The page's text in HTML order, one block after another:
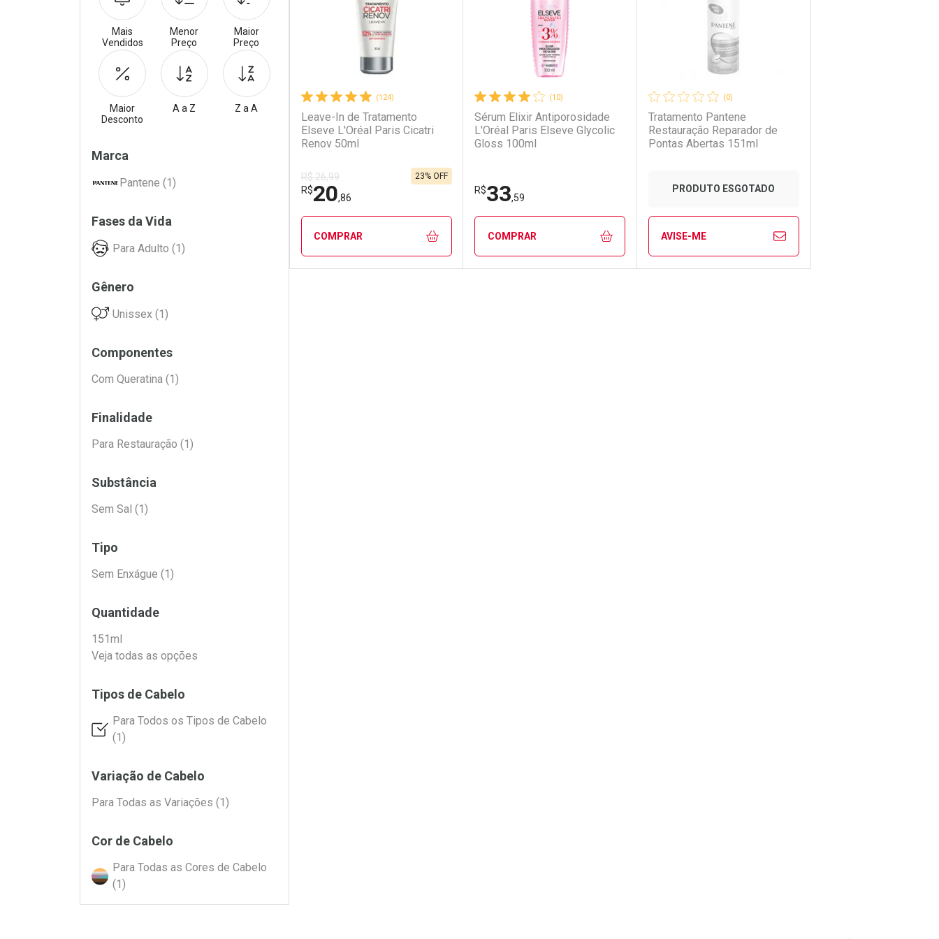
(124)
Leave-In de Tratamento
Elseve L'Oréal Paris Cicatri
Renov 50ml
R$ 26,99
R$20,86
23% OFF
COMPRAR
(10)
Sérum Elixir Antiporosidade
L'Oréal Paris Elseve Glycolic
Gloss 100ml
R$33,59
COMPRAR
(0)
Tratamento Pantene
Restauração Reparador de
Pontas Abertas 151ml
PRODUTO ESGOTADO
AVISE-ME
Mais
Vendidos
Menor
Preço
Maior
Preço
Maior
Desconto
A a Z Z a A
Filtros
Marca
Pantene (1)
Fases da Vida
Para Adulto (1)
Gênero
Unissex (1)
Componentes
Com Queratina (1)
Finalidade
Para Restauração (1)
Substância
Sem Sal (1)
Tipo
Sem Enxágue (1)
Quantidade
151ml
Veja todas as opções
Tipos de Cabelo
Para Todos os Tipos de Cabelo
(1)
Variação de Cabelo
Para Todas as Variações (1)
Cor de Cabelo
Para Todas as Cores de Cabelo
(1)